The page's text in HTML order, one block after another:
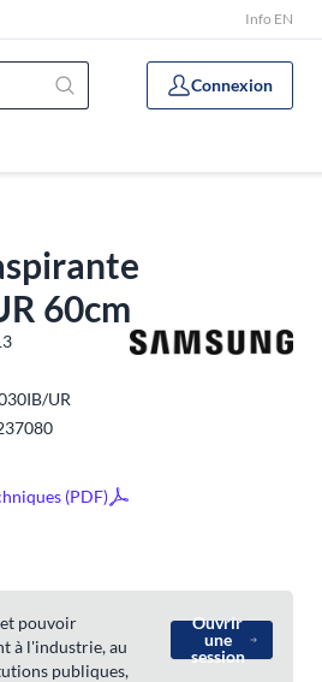
Info EN
Connexion
60cm
UR
(PDF)
pouvoir
à l'industrie, au
publiques,
Ouvrir
une
session